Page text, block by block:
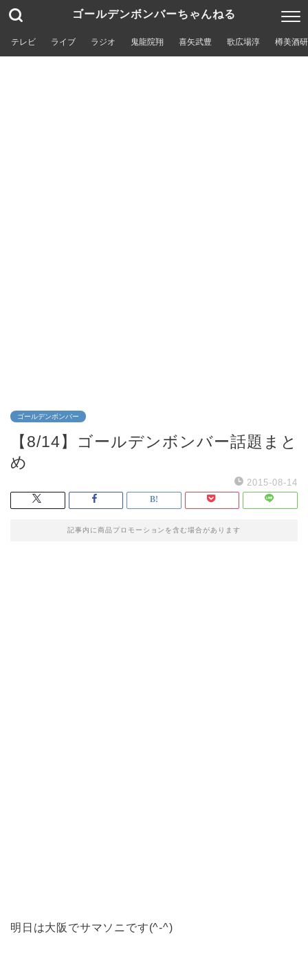
ゴールデンボンバーちゃんねる
テレビ ライブ ラジオ 鬼龍院翔 喜矢武豊 歌広場淳 樽美酒
ゴールデンボンバー
【8/14】ゴールデンボンバー話題まと
め
2015-08-14
記事内に商品プロモーションを含む場合があります
明日は大阪でサマソニです(^-^)